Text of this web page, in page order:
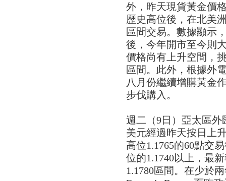
外，昨天現貨黃金價
歷史高位後，在北美
區間交易。數據顯示
後，今年開市至今則
價格尚有上升空間，
區間。此外，根據外
八月份繼續增購黃金
步伐購入。
週二（9日）亞太區
美元經過昨天按日上
高位1.1765的60點交
位的1.1740以上，最
1.1780區間。在少於